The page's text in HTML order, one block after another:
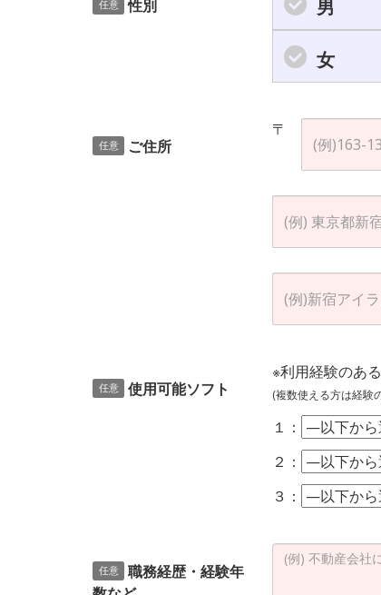
任意 性別 男
女
任意 ご住所
〒
任意 使用可能ソフト
※利用経験のあ
(複数使える方は経験
１：
２：
３：
任意
職務経歴・経験年